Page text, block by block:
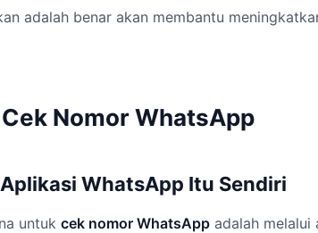
adalah benar akan membantu
Nomor WhatsApp
WhatsApp Itu Sendiri
untuk cek nomor WhatsApp adalah melalui